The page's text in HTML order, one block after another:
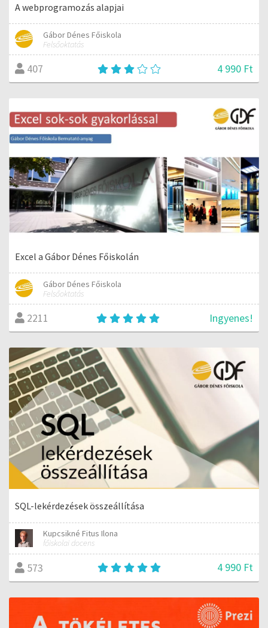
A webprogramozás alapjai
Gábor Dénes Főiskola
Felsőoktatás
407 4 990 Ft
Excel a Gábor Dénes Főiskolán
Gábor Dénes Főiskola
Felsőoktatás
2211 Ingyenes!
SQL-lekérdezések összeállítása
Kupcsikné Fitus Ilona
főiskolai docens
573 4 990 Ft